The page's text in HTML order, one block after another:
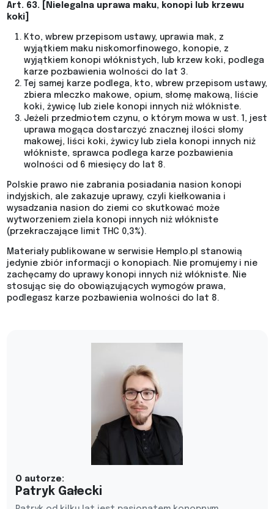
Art. 63. [Nielegalna uprawa maku, konopi lub krzewu
koki]
Kto, wbrew przepisom ustawy, uprawia mak, z
wyjątkiem maku niskomorfinowego, konopie, z
wyjątkiem konopi włóknistych, lub krzew koki, podlega
karze pozbawienia wolności do lat 3.
Tej samej karze podlega, kto, wbrew przepisom ustawy,
zbiera mleczko makowe, opium, słomę makową, liście
koki, żywicę lub ziele konopi innych niż włókniste.
Jeżeli przedmiotem czynu, o którym mowa w ust. 1, jest
uprawa mogąca dostarczyć znacznej ilości słomy
makowej, liści koki, żywicy lub ziela konopi innych niż
włókniste, sprawca podlega karze pozbawienia
wolności od 6 miesięcy do lat 8.
Polskie prawo nie zabrania posiadania nasion konopi
indyjskich, ale zakazuje uprawy, czyli kiełkowania i
wysadzania nasion do ziemi co skutkować może
wytworzeniem ziela konopi innych niż włókniste
(przekraczające limit THC 0,3%).
Materiały publikowane w serwisie Hemplo.pl stanowią
jedynie zbiór informacji o konopiach. Nie promujemy i nie
zachęcamy do uprawy konopi innych niż włókniste. Nie
stosując się do obowiązujących wymogów prawa,
podlegasz karze pozbawienia wolności do lat 8.
O autorze:
Patryk Gałecki